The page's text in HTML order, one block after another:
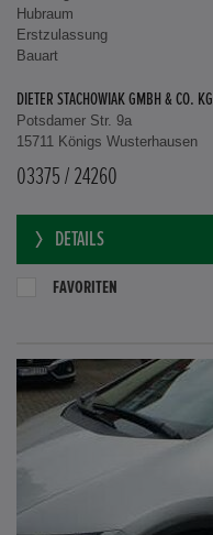
Hubraum
Erstzulassung
Bauart
DIETER STACHOWIAK GMBH & CO. KG
Potsdamer Str. 9a
15711 Königs Wusterhausen
03375 / 24260
DETAILS
FAVORITEN